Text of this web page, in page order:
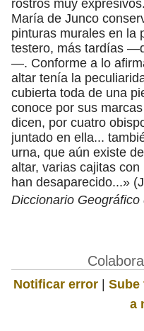
rostros muy
María de Junco
pinturas murales en la
testero, más tardías
—. Conforme a lo
altar tenía la
cubierta toda de una
conoce por sus
dicen, por cuatro
juntado en ella...
urna, que aún existe
altar, varias cajitas
han desaparecido...»
Diccionario Geográfico
Notificar error | Sube
a